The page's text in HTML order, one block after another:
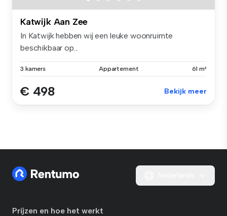
Katwijk Aan Zee
In Katwijk hebben wij een leuke woonruimte
beschikbaar op...
3 kamers Appartement 61 m²
€ 498 Bekijk meer
Prijzen en hoe het werkt